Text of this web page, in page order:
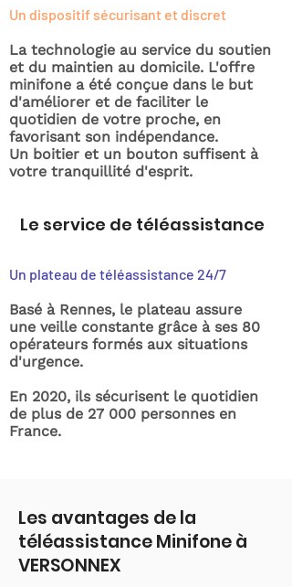
Un dispositif sécurisant et discret
La technologie au service du soutien
et du maintien au domicile. L'offre
minifone a été conçue dans le but
d'améliorer et de faciliter le
quotidien de votre proche, en
favorisant son indépendance.
Un boitier et un bouton suffisent à
votre tranquillité d'esprit.
Le service de téléassistance
Un plateau de téléassistance 24/7
Basé à Rennes, le plateau assure
une veille constante grâce à ses 80
opérateurs formés aux situations
d'urgence.
En 2020, ils sécurisent le quotidien
de plus de 27 000 personnes en
France.
Les avantages de la
téléassistance Minifone à
VERSONNEX